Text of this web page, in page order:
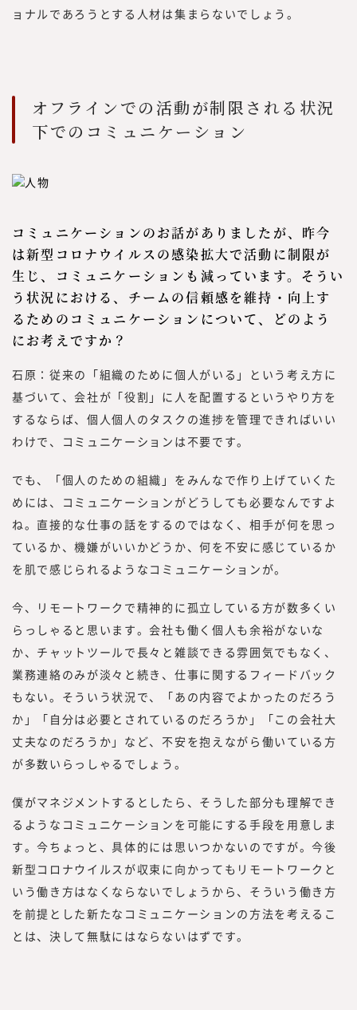
ョナルであろうとする人材は集まらないでしょう。
オフラインでの活動が制限される状況
下でのコミュニケーション
コミュニケーションのお話がありましたが、昨今
は新型コロナウイルスの感染拡大で活動に制限が
生じ、コミュニケーションも減っています。そうい
う状況における、チームの信頼感を維持・向上す
るためのコミュニケーションについて、どのよう
にお考えですか？
石原：従来の「組織のために個人がいる」という考え方に
基づいて、会社が「役割」に人を配置するというやり方を
するならば、個人個人のタスクの進捗を管理できればいい
わけで、コミュニケーションは不要です。
でも、「個人のための組織」をみんなで作り上げていくた
めには、コミュニケーションがどうしても必要なんですよ
ね。直接的な仕事の話をするのではなく、相手が何を思っ
ているか、機嫌がいいかどうか、何を不安に感じているか
を肌で感じられるようなコミュニケーションが。
今、リモートワークで精神的に孤立している方が数多くい
らっしゃると思います。会社も働く個人も余裕がないな
か、チャットツールで長々と雑談できる雰囲気でもなく、
業務連絡のみが淡々と続き、仕事に関するフィードバック
もない。そういう状況で、「あの内容でよかったのだろう
か」「自分は必要とされているのだろうか」「この会社大
丈夫なのだろうか」など、不安を抱えながら働いている方
が多数いらっしゃるでしょう。
僕がマネジメントするとしたら、そうした部分も理解でき
るようなコミュニケーションを可能にする手段を用意しま
す。今ちょっと、具体的には思いつかないのですが。今後
新型コロナウイルスが収束に向かってもリモートワークと
いう働き方はなくならないでしょうから、そういう働き方
を前提とした新たなコミュニケーションの方法を考えるこ
とは、決して無駄にはならないはずです。